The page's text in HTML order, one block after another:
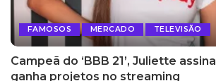
FAMOSOS MERCADO TELEVISÃO
Campeã do ‘BBB 21’, Juliette
ganha projetos no streaming